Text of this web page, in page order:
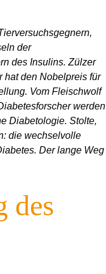
der
des Insulins. Zülzer
hat den Nobelpreis für
Vom Fleischwolf
werden
Diabetologie. Stolte,
die wechselvolle
Der lange Weg
des